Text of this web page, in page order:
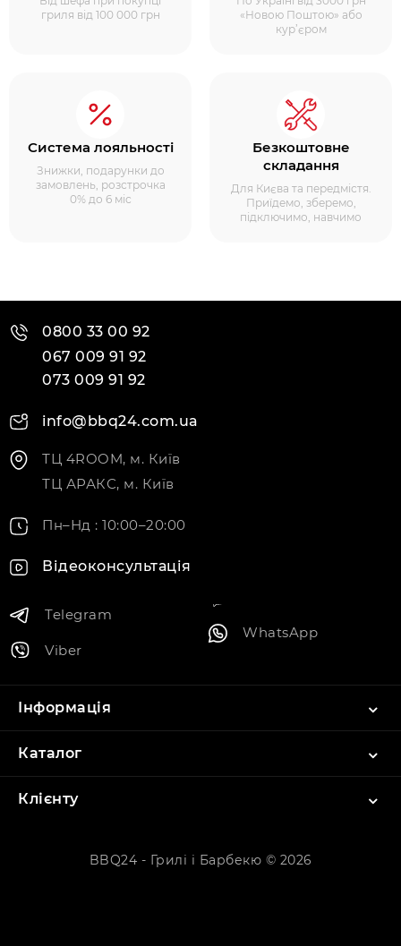
гриля від 100 000 грн
«Новою Поштою» або
кур’єром
Система лояльності
Знижки, подарунки до
замовлень, розстрочка
0% до 6 міс
Безкоштовне
складання
Для Києва та передмістя.
Приїдемо, зберемо,
підключимо, навчимо
0800 33 00 92
067 009 91 92
073 009 91 92
info@bbq24.com.ua
ТЦ 4ROOM, м. Київ
ТЦ АРАКС, м. Київ
Пн–Нд : 10:00–20:00
Відеоконсультація
Telegram
Viber
WhatsApp
Інформація
Каталог
Клієнту
BBQ24 - Грилі і Барбекю © 2026